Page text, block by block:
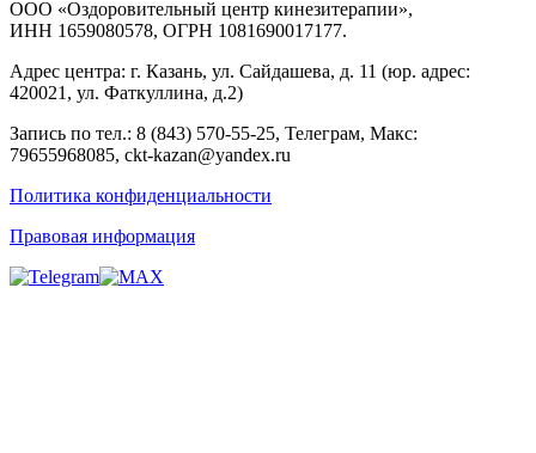
ООО «Оздоровительный центр кинезитерапии»,
ИНН 1659080578, ОГРН 1081690017177.
Адрес центра: г. Казань, ул. Сайдашева, д. 11 (юр. адрес:
420021, ул. Фаткуллина, д.2)
Запись по тел.: 8 (843) 570-55-25, Телеграм, Макс:
79655968085, ckt-kazan@yandex.ru
Политика конфиденциальности
Правовая информация